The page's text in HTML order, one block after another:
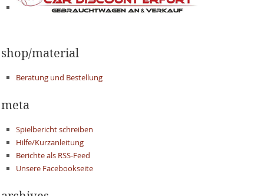
shop/material
Beratung und Bestellung
meta
Spielbericht schreiben
Hilfe/Kurzanleitung
Berichte als RSS-Feed
Unsere Facebookseite